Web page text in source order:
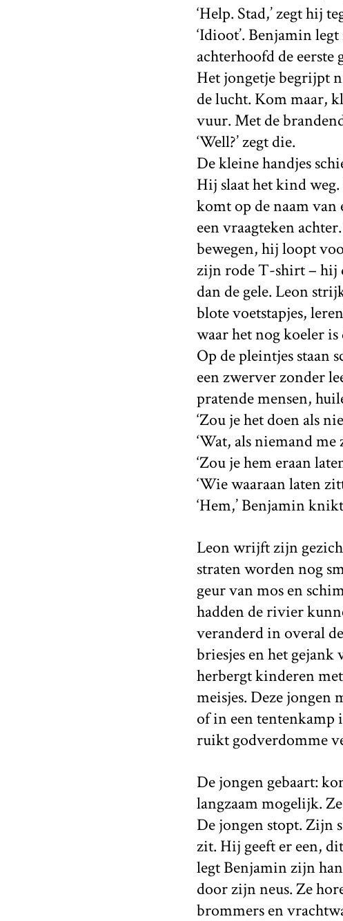
‘Help. Stad,’ zegt hij
‘Idioot’. Benjamin
achterhoofd de
Het jongetje begrijpt
de lucht. Kom maar,
vuur. Met de
‘Well?’ zegt die.
De kleine handjes
Hij slaat het kind
komt op de naam van
een vraagteken
bewegen, hij loopt
zijn rode T-shirt – hij
dan de gele. Leon
blote voetstapjes,
waar het nog koeler
Op de pleintjes staan
een zwerver zonder
pratende mensen,
‘Zou je het doen als
‘Wat, als niemand me
‘Zou je hem eraan
‘Wie waaraan laten
‘Hem,’ Benjamin
Leon wrijft zijn
straten worden nog
geur van mos en
hadden de rivier
veranderd in overal
briesjes en het
herbergt kinderen
meisjes. Deze
of in een tentenkamp
ruikt godverdomme
De jongen gebaart:
langzaam mogelijk.
De jongen stopt. Zijn
zit. Hij geeft er een,
legt Benjamin zijn
door zijn neus. Ze
brommers en